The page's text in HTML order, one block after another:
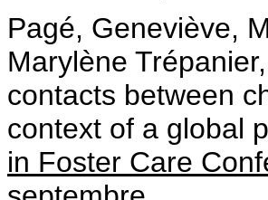
Pagé, Geneviève,
Marylène
contacts between
context of a global
in Foster Care